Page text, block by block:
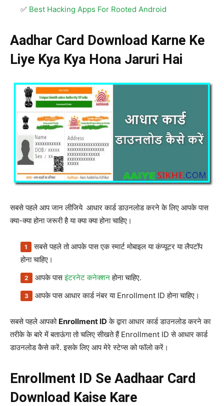
Best Hacking Apps For Rooted Android
Aadhar Card Download Karne Ke
Liye Kya Kya Hona Jaruri Hai
सबसे पहले आप जान लीजिये आधार कार्ड डाउनलोड करने के लिए आपके पास
क्या-क्या होना जरूरी है या क्या क्या होना चाहिए।
सबसे पहले तो आपके पास एक स्मार्ट मोबाइल या कंप्यूटर या लैपटॉप
होना चाहिए।
आपके पासइंटरनेट कनेक्शनहोना चाहिए.
आपके पास आधार कार्ड नंबर या Enrollment ID होना चाहिए।
सबसे पहले आपको Enrollment ID के द्वारा आधार कार्ड डाउनलोड करने का
तरीके के बारे में बताऊंगा तो चलिए सीखते हैं Enrollment ID से आधार कार्ड
डाउनलोड कैसे करें. इसके लिए आप मेरे स्टेप्स को फॉलो करें।
Enrollment ID Se Aadhaar Card
Download Kaise Kare